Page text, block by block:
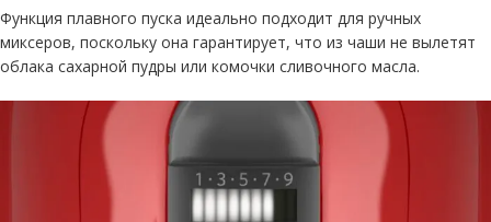
Функция плавного пуска идеально подходит для ручных
миксеров, поскольку она гарантирует, что из чаши не вылетят
облака сахарной пудры или комочки сливочного масла.